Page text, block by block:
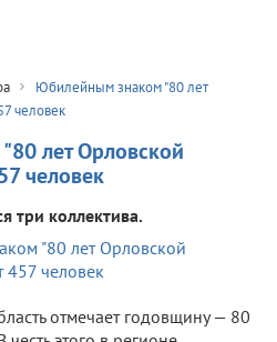
Юбилейным знаком "80 лет
человек
лет Орловской
человек
три коллектива.
отмечает годовщину — 80